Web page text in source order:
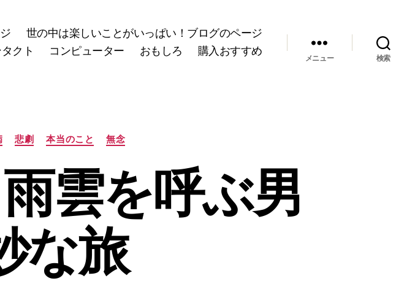
世の中は楽しいことがいっぱい！ブログのページ
クト コンピューター おもしろ 購入おすすめ
メニュー 検索
リ
悲劇 本当のこと 無念
雲を呼ぶ男
な旅